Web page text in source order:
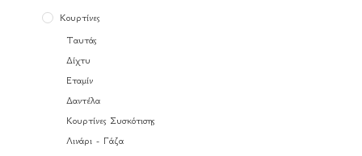
Κουρτίνες
Ταυτάς
Δίχτυ
Εταμίν
Δαντέλα
Κουρτίνες Συσκότισης
Λινάρι - Γάζα